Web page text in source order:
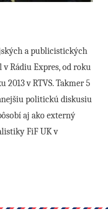
a publicistických
Rádiu Expres, od roku
2013 v RTVS. Takmer 5
politickú diskusiu
aj ako externý
FiF UK v